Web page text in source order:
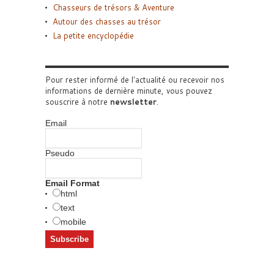
Chasseurs de trésors & Aventure
Autour des chasses au trésor
La petite encyclopédie
Pour rester informé de l'actualité ou recevoir nos
informations de dernière minute, vous pouvez
souscrire à notre newsletter.
Email
Pseudo
Email Format
html
text
mobile